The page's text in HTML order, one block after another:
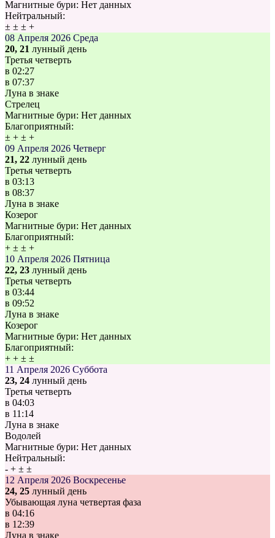
Магнитные бури: Нет данных
Нейтральный:
± ± ± +
08 Апреля 2026 Среда
20, 21 лунный день
Третья четверть
в 02:27
в 07:37
Луна в знаке
Стрелец
Магнитные бури: Нет данных
Благоприятный:
± + ± +
09 Апреля 2026 Четверг
21, 22 лунный день
Третья четверть
в 03:13
в 08:37
Луна в знаке
Козерог
Магнитные бури: Нет данных
Благоприятный:
+ ± ± +
10 Апреля 2026 Пятница
22, 23 лунный день
Третья четверть
в 03:44
в 09:52
Луна в знаке
Козерог
Магнитные бури: Нет данных
Благоприятный:
+ + ± ±
11 Апреля 2026 Суббота
23, 24 лунный день
Третья четверть
в 04:03
в 11:14
Луна в знаке
Водолей
Магнитные бури: Нет данных
Нейтральный:
- + ± ±
12 Апреля 2026 Воскресенье
24, 25 лунный день
Убывающая луна четвертая фаза
в 04:16
в 12:39
Луна в знаке